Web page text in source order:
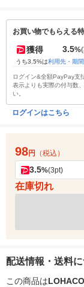
お買い物でもらえる
獲得 3.5%
うち3.5%は利用先・期
ログイン&全額PayPay支
表示よりも実際の付与数
い。
ログインはこちら
98円 （税込）
3.5%(3pt)
在庫切れ
配送情報・送料
この商品はLOHACO